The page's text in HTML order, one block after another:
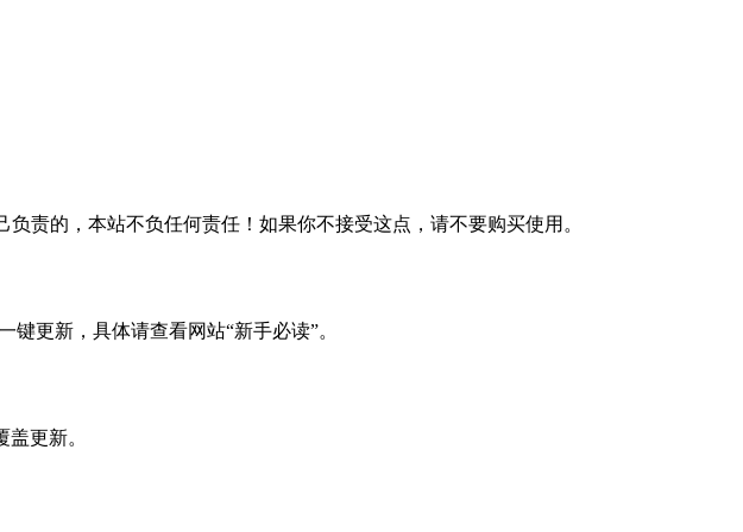
责的，本站不负任何责任！如果你不接受这点，请不要购买使用。
键更新，具体请查看网站“新手必读”。
更新。